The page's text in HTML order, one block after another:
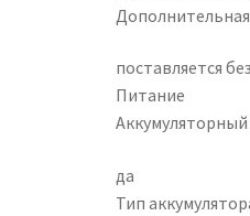
поставляется
Питание
Аккумуляторный
да
Тип